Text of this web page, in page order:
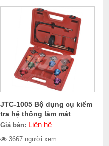
JTC-1005 Bộ dụng cụ kiểm
tra hệ thống làm mát
Giá bán: Liên hệ
3667 người xem